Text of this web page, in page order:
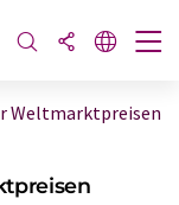
Weltmarktpreisen